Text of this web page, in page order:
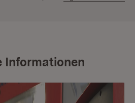
Informationen